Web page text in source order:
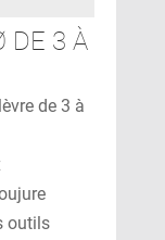
DE 3 À
de 3 à
outils